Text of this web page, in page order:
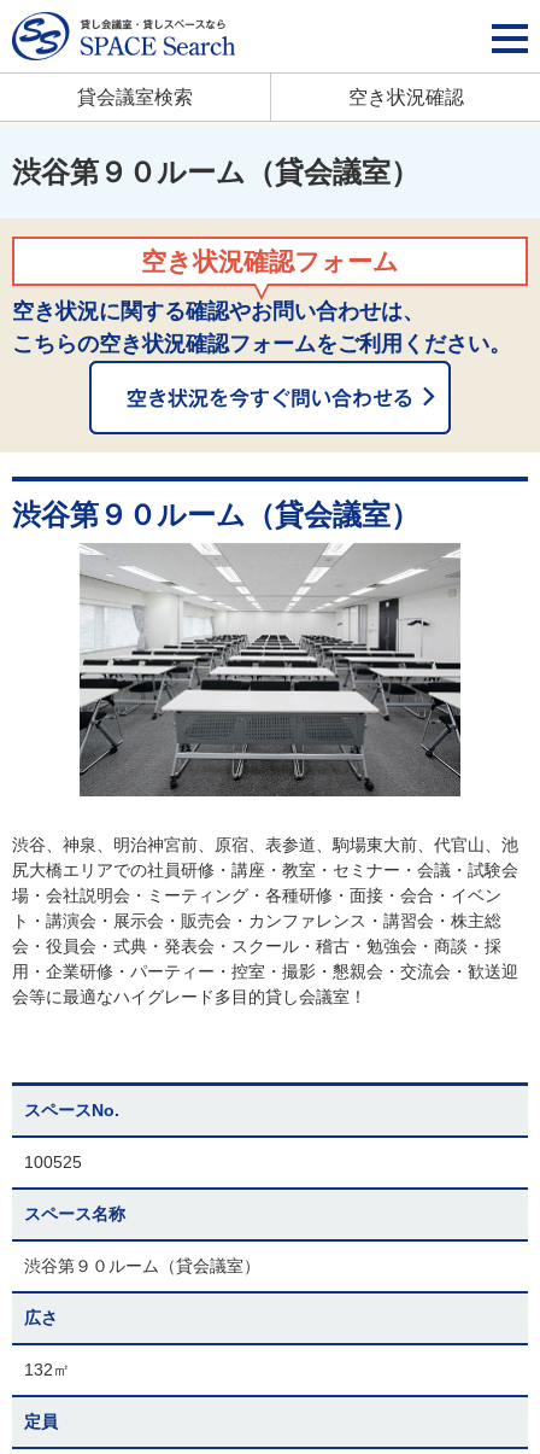
貸会議室検索 空き状況確認
渋谷第９０ルーム（貸会議室）
空き状況確認フォーム
空き状況に関する確認やお問い合わせは、
こちらの空き状況確認フォームをご利用ください。
渋谷第９０ルーム（貸会議室）
渋谷、神泉、明治神宮前、原宿、表参道、駒場東大前、代官山、池
尻大橋エリアでの社員研修・講座・教室・セミナー・会議・試験会
場・会社説明会・ミーティング・各種研修・面接・会合・イベン
ト・講演会・展示会・販売会・カンファレンス・講習会・株主総
会・役員会・式典・発表会・スクール・稽古・勉強会・商談・採
用・企業研修・パーティー・控室・撮影・懇親会・交流会・歓送迎
会等に最適なハイグレード多目的貸し会議室！
スペースNo.
100525
スペース名称
渋谷第９０ルーム（貸会議室）
広さ
132㎡
定員